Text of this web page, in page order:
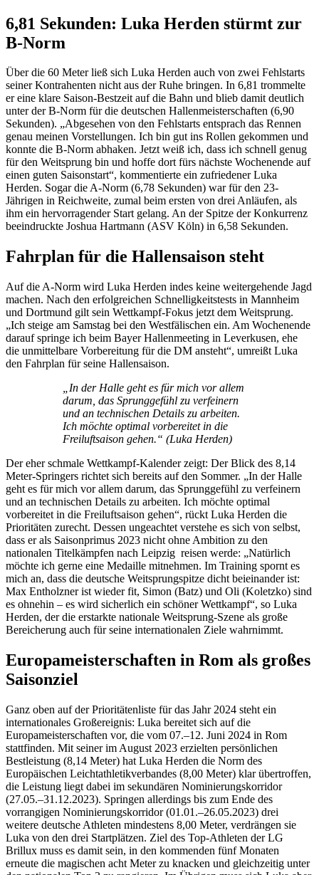
6,81 Sekunden: Luka Herden stürmt zur
B-Norm
Über die 60 Meter ließ sich Luka Herden auch von zwei Fehlstarts
seiner Kontrahenten nicht aus der Ruhe bringen. In 6,81 trommelte
er eine klare Saison-Bestzeit auf die Bahn und blieb damit deutlich
unter der B-Norm für die deutschen Hallenmeisterschaften (6,90
Sekunden). „Abgesehen von den Fehlstarts entsprach das Rennen
genau meinen Vorstellungen. Ich bin gut ins Rollen gekommen und
konnte die B-Norm abhaken. Jetzt weiß ich, dass ich schnell genug
für den Weitsprung bin und hoffe dort fürs nächste Wochenende auf
einen guten Saisonstart“, kommentierte ein zufriedener Luka
Herden. Sogar die A-Norm (6,78 Sekunden) war für den 23-
Jährigen in Reichweite, zumal beim ersten von drei Anläufen, als
ihm ein hervorragender Start gelang. An der Spitze der Konkurrenz
beeindruckte Joshua Hartmann (ASV Köln) in 6,58 Sekunden.
Fahrplan für die Hallensaison steht
Auf die A-Norm wird Luka Herden indes keine weitergehende Jagd
machen. Nach den erfolgreichen Schnelligkeitstests in Mannheim
und Dortmund gilt sein Wettkampf-Fokus jetzt dem Weitsprung.
„Ich steige am Samstag bei den Westfälischen ein. Am Wochenende
darauf springe ich beim Bayer Hallenmeeting in Leverkusen, ehe
die unmittelbare Vorbereitung für die DM ansteht“, umreißt Luka
den Fahrplan für seine Hallensaison.
„In der Halle geht es für mich vor allem
darum, das Sprunggefühl zu verfeinern
und an technischen Details zu arbeiten.
Ich möchte optimal vorbereitet in die
Freiluftsaison gehen.“ (Luka Herden)
Der eher schmale Wettkampf-Kalender zeigt: Der Blick des 8,14
Meter-Springers richtet sich bereits auf den Sommer. „In der Halle
geht es für mich vor allem darum, das Sprunggefühl zu verfeinern
und an technischen Details zu arbeiten. Ich möchte optimal
vorbereitet in die Freiluftsaison gehen“, rückt Luka Herden die
Prioritäten zurecht. Dessen ungeachtet verstehe es sich von selbst,
dass er als Saisonprimus 2023 nicht ohne Ambition zu den
nationalen Titelkämpfen nach Leipzig reisen werde: „Natürlich
möchte ich gerne eine Medaille mitnehmen. Im Training spornt es
mich an, dass die deutsche Weitsprungspitze dicht beieinander ist:
Max Entholzner ist wieder fit, Simon (Batz) und Oli (Koletzko) sind
es ohnehin – es wird sicherlich ein schöner Wettkampf“, so Luka
Herden, der die erstarkte nationale Weitsprung-Szene als große
Bereicherung auch für seine internationalen Ziele wahrnimmt.
Europameisterschaften in Rom als großes
Saisonziel
Ganz oben auf der Prioritätenliste für das Jahr 2024 steht ein
internationales Großereignis: Luka bereitet sich auf die
Europameisterschaften vor, die vom 07.–12. Juni 2024 in Rom
stattfinden. Mit seiner im August 2023 erzielten persönlichen
Bestleistung (8,14 Meter) hat Luka Herden die Norm des
Europäischen Leichtathletikverbandes (8,00 Meter) klar übertroffen,
die Leistung liegt dabei im sekundären Nominierungskorridor
(27.05.–31.12.2023). Springen allerdings bis zum Ende des
vorrangigen Nominierungskorridor (01.01.–26.05.2023) drei
weitere deutsche Athleten mindestens 8,00 Meter, verdrängen sie
Luka von den drei Startplätzen. Ziel des Top-Athleten der LG
Brillux muss es damit sein, in den kommenden fünf Monaten
erneute die magischen acht Meter zu knacken und gleichzeitig unter